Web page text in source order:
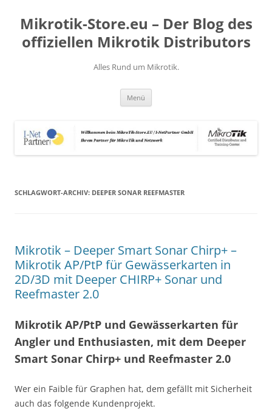
springen
Mikrotik-Store.eu – Der Blog des
offiziellen Mikrotik Distributors
Alles Rund um Mikrotik.
Menü
SCHLAGWORT-ARCHIV: DEEPER SONAR REEFMASTER
Mikrotik – Deeper Smart Sonar Chirp+ –
Mikrotik AP/PtP für Gewässerkarten in
2D/3D mit Deeper CHIRP+ Sonar und
Reefmaster 2.0
Mikrotik AP/PtP und Gewässerkarten für
Angler und Enthusiasten, mit dem Deeper
Smart Sonar Chirp+ und Reefmaster 2.0
Wer ein Faible für Graphen hat, dem gefällt mit Sicherheit
auch das folgende Kundenprojekt.